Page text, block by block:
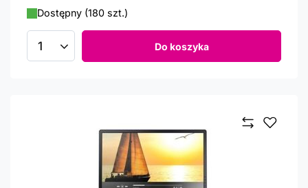
Dostępny (180 szt.)
Ilość produktów Do koszyka